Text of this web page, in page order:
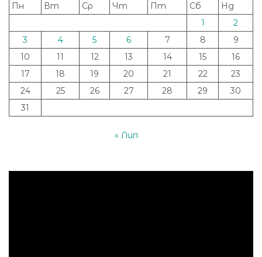
Пн
Вт Ср Чт Пт Сб
Нд
1
2
3
4 5 6 7 8
9
10
11 12 13 14 15
16
17
18 19 20 21 22
23
24
25 26 27 28 29
30
31
« Лип